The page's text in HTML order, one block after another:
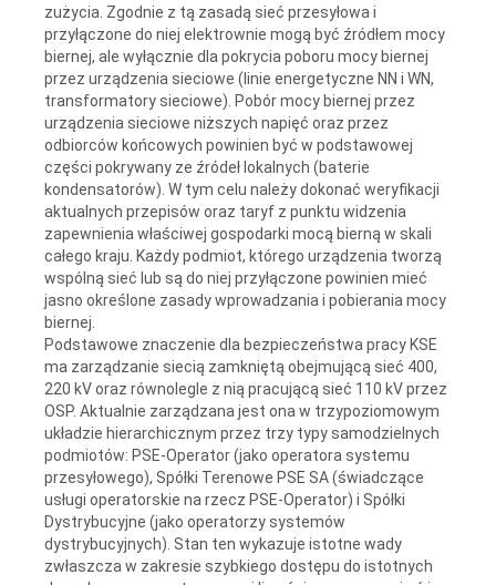
zużycia. Zgodnie z tą zasadą sieć przesyłowa i
przyłączone do niej elektrownie mogą być źródłem mocy
biernej, ale wyłącznie dla pokrycia poboru mocy biernej
przez urządzenia sieciowe (linie energetyczne NN i WN,
transformatory sieciowe). Pobór mocy biernej przez
urządzenia sieciowe niższych napięć oraz przez
odbiorców końcowych powinien być w podstawowej
części pokrywany ze źródeł lokalnych (baterie
kondensatorów). W tym celu należy dokonać weryfikacji
aktualnych przepisów oraz taryf z punktu widzenia
zapewnienia właściwej gospodarki mocą bierną w skali
całego kraju. Każdy podmiot, którego urządzenia tworzą
wspólną sieć lub są do niej przyłączone powinien mieć
jasno określone zasady wprowadzania i pobierania mocy
biernej.
Podstawowe znaczenie dla bezpieczeństwa pracy KSE
ma zarządzanie siecią zamkniętą obejmującą sieć 400,
220 kV oraz równolegle z nią pracującą sieć 110 kV przez
OSP. Aktualnie zarządzana jest ona w trzypoziomowym
układzie hierarchicznym przez trzy typy samodzielnych
podmiotów: PSE-Operator (jako operatora systemu
przesyłowego), Spółki Terenowe PSE SA (świadczące
usługi operatorskie na rzecz PSE-Operator) i Spółki
Dystrybucyjne (jako operatorzy systemów
dystrybucyjnych). Stan ten wykazuje istotne wady
zwłaszcza w zakresie szybkiego dostępu do istotnych